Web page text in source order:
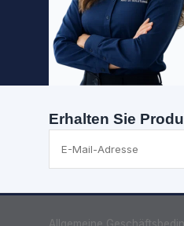
Erhalten Sie